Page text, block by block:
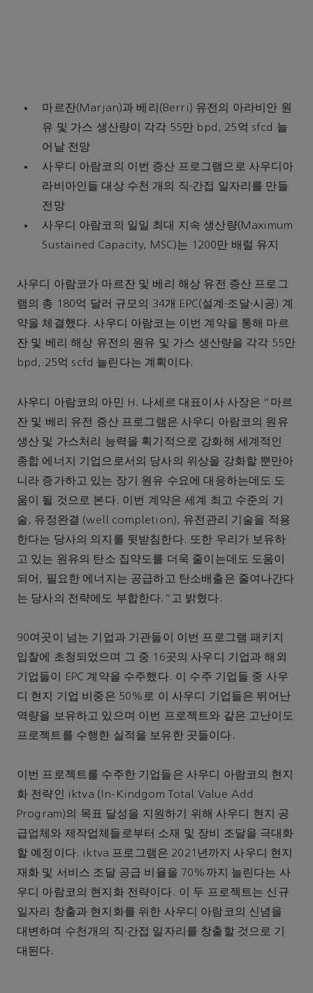
마르잔(Marjan)과 베리(Berri) 유전의 아라비안 원
유 및 가스 생산량이 각각 55만 bpd, 25억 sfcd 늘
어날 전망
사우디 아람코의 이번 증산 프로그램으로 사우디아
라비아인들 대상 수천 개의 직∙간접 일자리를 만들
전망
사우디 아람코의 일일 최대 지속 생산량(Maximum
Sustained Capacity, MSC)는 1200만 배럴 유지
사우디 아람코가 마르잔 및 베리 해상 유전 증산 프로그
램의 총 180억 달러 규모의 34개 EPC(설계∙조달∙시공) 계
약을 체결했다. 사우디 아람코는 이번 계약을 통해 마르
잔 및 베리 해상 유전의 원유 및 가스 생산량을 각각 55만
bpd, 25억 scfd 늘린다는 계획이다.
사우디 아람코의 아민 H. 나세르 대표이사 사장은 “마르
잔 및 베리 유전 증산 프로그램은 사우디 아람코의 원유
생산 및 가스처리 능력을 획기적으로 강화해 세계적인
종합 에너지 기업으로서의 당사의 위상을 강화할 뿐만아
니라 증가하고 있는 장기 원유 수요에 대응하는데도 도
움이 될 것으로 본다. 이번 계약은 세계 최고 수준의 기
술, 유정완결 (well completion), 유전관리 기술을 적용
한다는 당사의 의지를 뒷받침한다. 또한 우리가 보유하
고 있는 원유의 탄소 집약도를 더욱 줄이는데도 도움이
되어, 필요한 에너지는 공급하고 탄소배출은 줄여나간다
는 당사의 전략에도 부합한다.”고 밝혔다.
90여곳이 넘는 기업과 기관들이 이번 프로그램 패키지
입찰에 초청되었으며 그 중 16곳의 사우디 기업과 해외
기업들이 EPC 계약을 수주했다. 이 수주 기업들 중 사우
디 현지 기업 비중은 50%로 이 사우디 기업들은 뛰어난
역량을 보유하고 있으며 이번 프로젝트와 같은 고난이도
프로젝트를 수행한 실적을 보유한 곳들이다.
이번 프로젝트를 수주한 기업들은 사우디 아람코의 현지
화 전략인 iktva (In-Kindgom Total Value Add
Program)의 목표 달성을 지원하기 위해 사우디 현지 공
급업체와 제작업체들로부터 소재 및 장비 조달을 극대화
할 예정이다. iktva 프로그램은 2021년까지 사우디 현지
재화 및 서비스 조달 공급 비율을 70%까지 늘린다는 사
우디 아람코의 현지화 전략이다. 이 두 프로젝트는 신규
일자리 창출과 현지화를 위한 사우디 아람코의 신념을
대변하며 수천개의 직∙간접 일자리를 창출할 것으로 기
대된다.